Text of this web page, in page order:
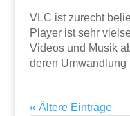
VLC ist zurecht
Player ist sehr
Videos und Musik
deren Umwandlung
« Ältere Einträge